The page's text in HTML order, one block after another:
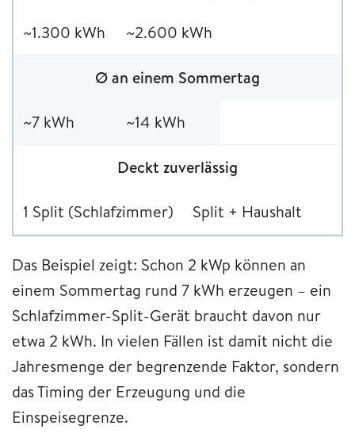
~1.300 kWh ~2.600 kWh
Ø an einem Sommertag
~7 kWh ~14 kWh
Deckt zuverlässig
1 Split (Schlafzimmer) Split + Haushalt
Das Beispiel zeigt: Schon 2 kWp können an
einem Sommertag rund 7 kWh erzeugen – ein
Schlafzimmer-Split-Gerät braucht davon nur
etwa 2 kWh. In vielen Fällen ist damit nicht die
Jahresmenge der begrenzende Faktor, sondern
das Timing der Erzeugung und die
Einspeisegrenze.